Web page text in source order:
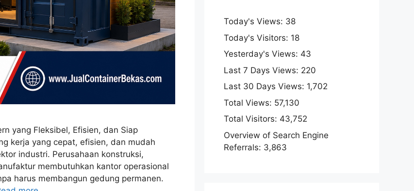
yang Fleksibel, Efisien, dan Siap
kerja yang cepat, efisien, dan mudah
industri. Perusahaan konstruksi,
membutuhkan kantor operasional
harus membangun gedung permanen.
Today's Views: 38
Today's Visitors: 18
Yesterday's Views: 43
Last 7 Days Views: 220
Last 30 Days Views: 1,702
Total Views: 57,130
Total Visitors: 43,752
Overview of Search Engine
Referrals: 3,863